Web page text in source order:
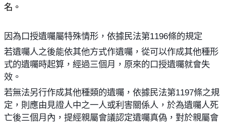
名。
因為口授遺囑屬特殊情形，依據民法第1196條的規定
若遺囑人之後能依其他方式作遺囑，從可以作成其他種形
式的遺囑時起算，經過三個月，原來的口授遺囑就會失
效。
若無法另行作成其他種類的遺囑，依據民法第1197條之規
定，則應由見證人中之一人或利害關係人，於為遺囑人死
亡後三個月內，提經親屬會議認定遺囑真偽，對於親屬會